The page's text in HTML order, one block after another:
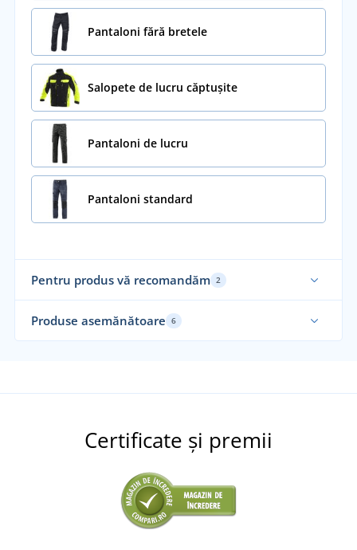
Pantaloni fără bretele
Salopete de lucru căptușite
Pantaloni de lucru
Pantaloni standard
Pentru produs vă recomandăm 2
Produse asemănătoare 6
Certificate și premii